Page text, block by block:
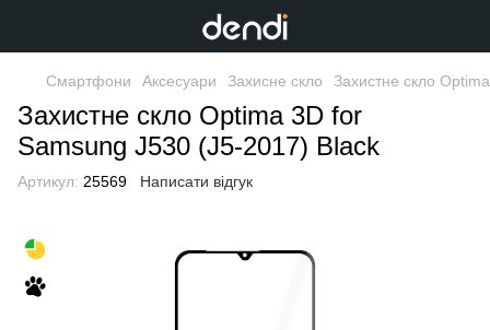
Смартфони Аксесуари Захисне скло Захистне скло
Захистне скло Optima 3D for
Samsung J530 (J5-2017) Black
Артикул: 25569 Написати відгук